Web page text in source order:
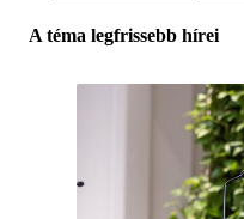
A téma legfrissebb hírei